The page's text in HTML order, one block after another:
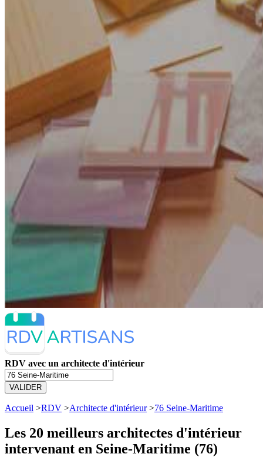
RDV avec un architecte d'intérieur
VALIDER
Accueil >RDV >Architecte d'intérieur>76 Seine-Maritime
Les 20 meilleurs architectes d'intérieur
intervenant en Seine-Maritime (76)